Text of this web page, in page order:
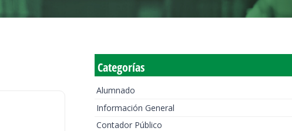
Categorías
Alumnado
Información General
Contador Público